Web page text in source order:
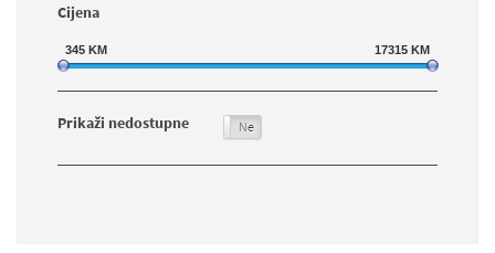
Cijena
345 KM 17315 KM
Prikaži nedostupne Ne